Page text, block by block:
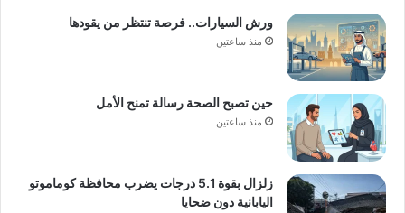
ورش السيارات.. فرصة تنتظر من يقودها
منذ ساعتين
حين تصبح الصحة رسالة تمنح الأمل
منذ ساعتين
زلزال بقوة 5.1 درجات يضرب محافظة كوماموتو
اليابانية دون ضحايا